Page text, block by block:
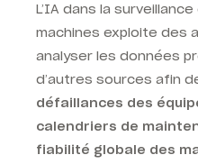
L’IA dans la
machines exploite des
analyser les données
d’autres sources afin
défaillances des
calendriers de
fiabilité globale des